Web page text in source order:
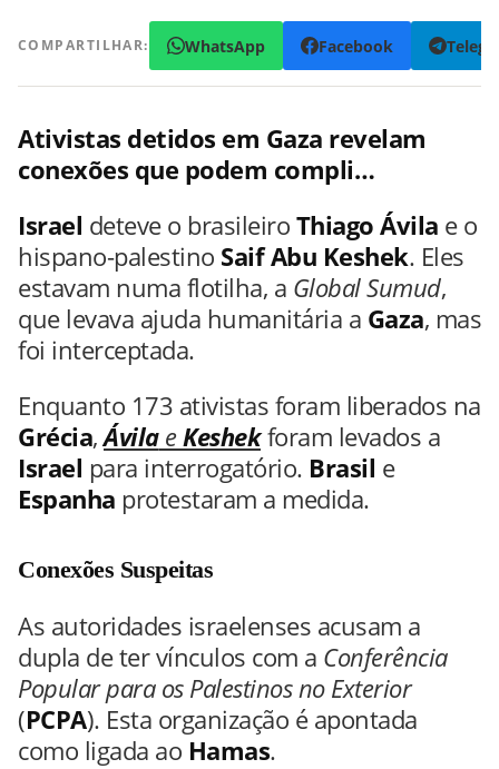
COMPARTILHAR: WhatsApp Facebook
Ativistas detidos em Gaza revelam
conexões que podem compli…
Israel deteve o brasileiro Thiago Ávila e o
hispano-palestino Saif Abu Keshek. Eles
estavam numa flotilha, a Global Sumud,
que levava ajuda humanitária a Gaza, mas
foi interceptada.
Enquanto 173 ativistas foram liberados na
Grécia,ÁvilaeKeshekforam levados a
Israel para interrogatório. Brasil e
Espanha protestaram a medida.
Conexões Suspeitas
As autoridades israelenses acusam a
dupla de ter vínculos com a Conferência
Popular para os Palestinos no Exterior
(PCPA). Esta organização é apontada
como ligada ao Hamas.